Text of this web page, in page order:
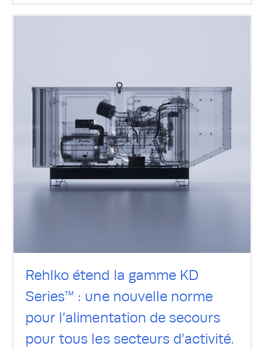
Rehlko étend la gamme KD
Series™ : une nouvelle norme
pour l’alimentation de secours
pour tous les secteurs d’activité.